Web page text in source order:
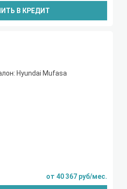
В КРЕДИТ
от 40 367 руб/мес.